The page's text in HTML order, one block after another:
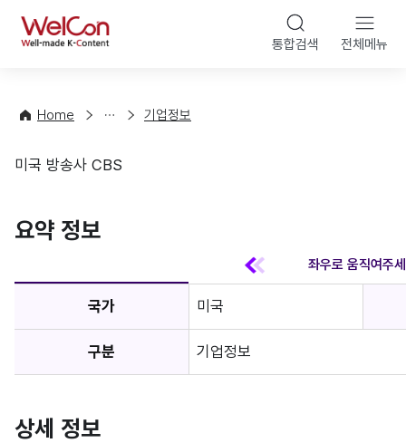
WelCon 통합검색 전체메뉴
Home
컨
팅
해
기
정
기업정보
기업정보
미국 방송사 CBS
요약 정보
국가 미국
구분 기업정보
상세 정보